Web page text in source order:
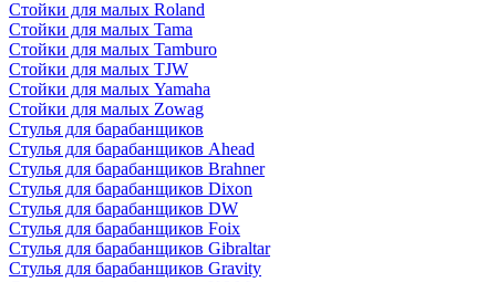
Стойки для малых Roland
Стойки для малых Tama
Стойки для малых Tamburo
Стойки для малых TJW
Стойки для малых Yamaha
Стойки для малых Zowag
Стулья для барабанщиков
Стулья для барабанщиков Ahead
Стулья для барабанщиков Brahner
Стулья для барабанщиков Dixon
Стулья для барабанщиков DW
Стулья для барабанщиков Foix
Стулья для барабанщиков Gibraltar
Стулья для барабанщиков Gravity